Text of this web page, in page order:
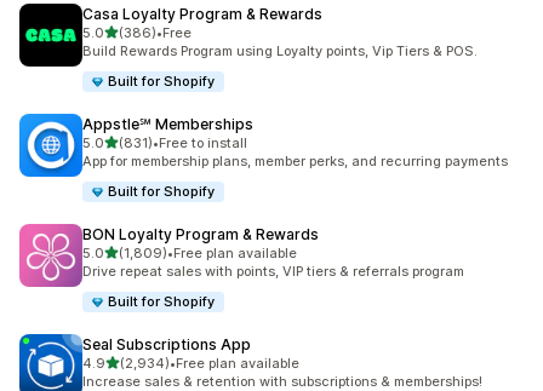
Casa Loyalty Program & Rewards
5.0별 5개 중
(386)
총 리뷰 386개
•Free
Build Rewards Program using Loyalty points, Vip Tiers & POS.
Built for Shopify
Appstle℠ Memberships
5.0별 5개 중
(831)
총 리뷰 831개
•Free to install
App for membership plans, member perks, and recurring payments
Built for Shopify
BON Loyalty Program & Rewards
5.0별 5개 중
(1,809)
총 리뷰 1809개
•Free plan available
Drive repeat sales with points, VIP tiers & referrals program
Built for Shopify
Seal Subscriptions App
4.9별 5개 중
(2,934)
총 리뷰 2934개
•Free plan available
Increase sales & retention with subscriptions & memberships!